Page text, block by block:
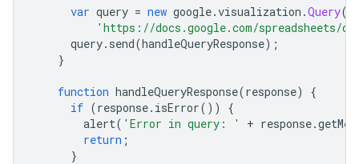
var query = new google.visualization .Query(
'https://docs.google.com/spreadsheets/d/
query. send(handleQueryResponse);
}
function handleQueryResponse(response)
{
if (response. isError())
{
alert( 'Error in query: ' + response.
return ;
}